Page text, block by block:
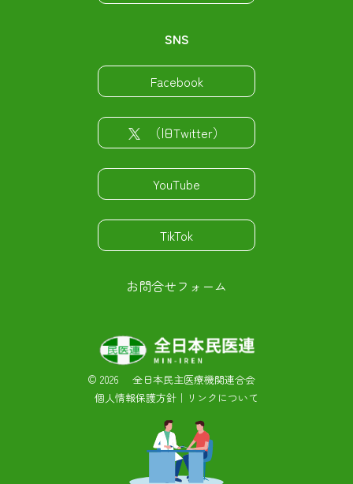
SNS
Facebook
（旧Twitter）
YouTube
TikTok
お問合せフォーム
© 2026 全日本民主医療機関連合会
個人情報保護方針 ｜ リンクについて